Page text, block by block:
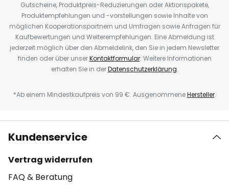
Gutscheine, Produktpreis-Reduzierungen oder Aktionspakete,
Produktempfehlungen und -vorstellungen sowie Inhalte von
möglichen Kooperationspartnern und Umfragen sowie Anfragen für
Kaufbewertungen und Weiterempfehlungen. Eine Abmeldung ist
jederzeit möglich über den Abmeldelink, den Sie in jedem Newsletter
finden oder über unserKontaktformular. Weitere Informationen
erhalten Sie in derDatenschutzerklärung.
*Ab einem Mindestkaufpreis von 99 €. AusgenommeneHersteller.
Kundenservice
Vertrag widerrufen
FAQ & Beratung